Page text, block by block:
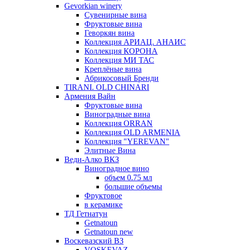
Gevorkian winery
Сувенирные вина
Фруктовые вина
Геворкян вина
Коллекция АРИАЦ. АНАИС
Коллекция КОРОНА
Коллекция МИ ТАС
Креплёные вина
Абрикосовый Бренди
TIRANI. OLD CHINARI
Армения Вайн
Фруктовые вина
Виноградные вина
Коллекция ORRAN
Коллекция OLD ARMENIA
Коллекция "YEREVAN"
Элитные Вина
Веди-Алко ВКЗ
Виноградное вино
объем 0.75 мл
большие объемы
Фруктовое
в керамике
ТД Гетнатун
Getnatoun
Getnatoun new
Воскевазский ВЗ